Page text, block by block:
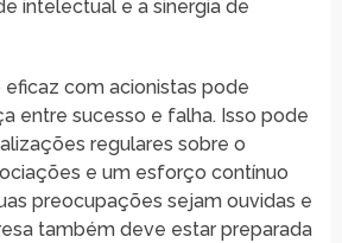
intelectual e a sinergia de
com acionistas pode
entre sucesso e falha. Isso pode
regulares sobre o
e um esforço contínuo
preocupações sejam ouvidas e
também deve estar preparada